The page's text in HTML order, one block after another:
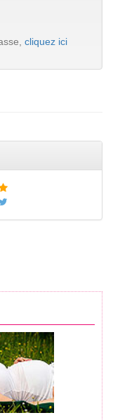
cliquez ici